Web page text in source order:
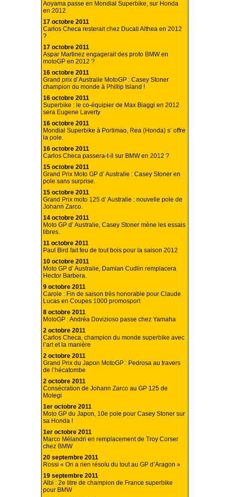
Aoyama passe en Mondial Superbike, sur Honda
en 2012
17 octobre 2011
Carlos Checa resterait chez Ducati Althea en 2012
?
17 octobre 2011
Aspar Martinez engagerait des proto BMW en
motoGP en 2012 ?
16 octobre 2011
Grand prix d’Australie MotoGP : Casey Stoner
champion du monde à Phillip Island !
16 octobre 2011
Superbike : le co-équipier de Max Biaggi en 2012
sera Eugene Laverty
16 octobre 2011
Mondial Superbike à Portimao, Rea (Honda) s’ offre
la pole.
16 octobre 2011
Carlos Checa passera-t-il sur BMW en 2012 ?
15 octobre 2011
Grand Prix Moto GP d’ Australie : Casey Stoner en
pole sans surprise.
15 octobre 2011
Grand Prix moto 125 d’ Australie : nouvelle pole de
Johann Zarco.
14 octobre 2011
Moto GP d’ Australie, Casey Stoner mène les essais
libres.
11 octobre 2011
Paul Bird fait feu de tout bois pour la saison 2012
10 octobre 2011
Moto GP d’ Australie, Damian Cudlin remplacera
Hector Barbera.
9 octobre 2011
Carole : Fin de saison très honorable pour Claude
Lucas en Coupes 1000 promosport
8 octobre 2011
MotoGP : Andréa Dovizioso passe chez Yamaha
2 octobre 2011
Carlos Checa, champion du monde superbike avec
l’art et la manière
2 octobre 2011
Grand Prix du Japon MotoGP : Pedrosa au travers
de l’hécatombe
2 octobre 2011
Consécration de Johann Zarco au GP 125 de
Motegi
1er octobre 2011
Moto GP du Japon, 10e pole pour Casey Stoner sur
sa Honda !
1er octobre 2011
Marco Mélandri en remplacement de Troy Corser
chez BMW
20 septembre 2011
Rossi « On a rien résolu du tout au GP d’Aragon »
19 septembre 2011
Albi : 2e titre de champion de France superbike
pour BMW